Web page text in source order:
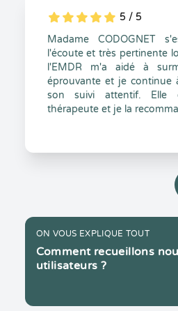
5
1
5
0 5 / 5
Madame CODOGNET
l'écoute et très pertinente
l'EMDR m'a aidé à
éprouvante et je continue
son suivi attentif. Elle
thérapeute et je la
ON VOUS EXPLIQUE TOUT
Comment recueillons
utilisateurs ?